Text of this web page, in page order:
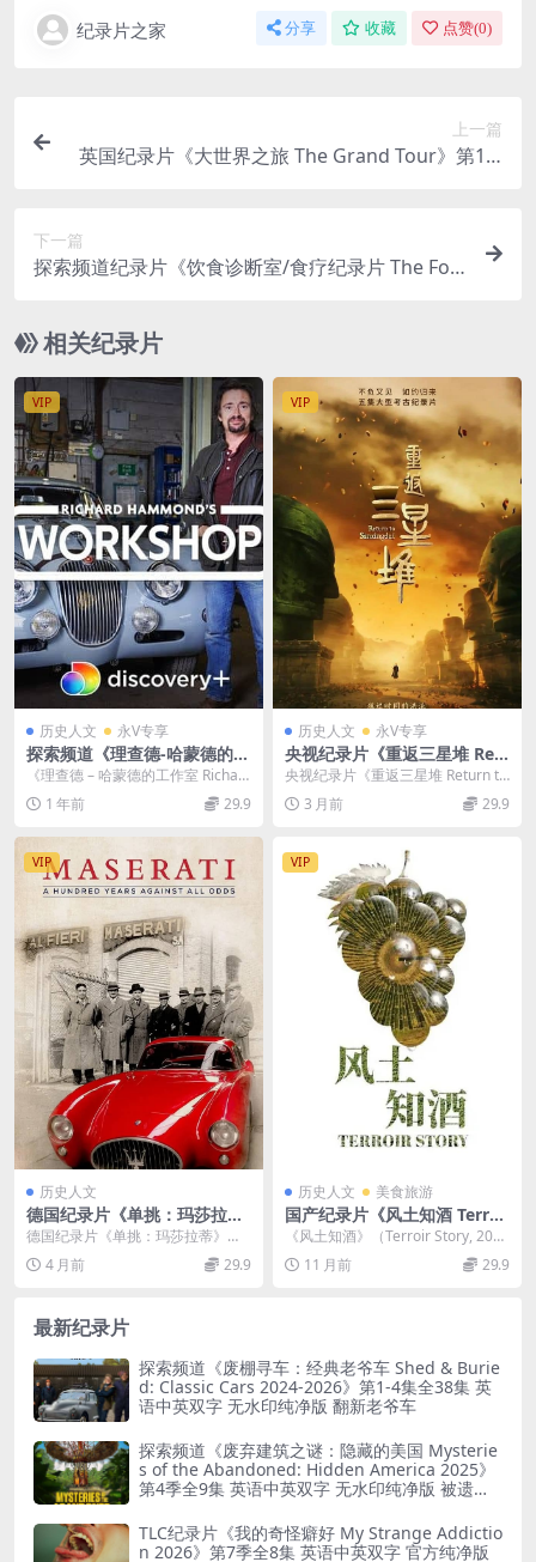
纪录片之家 分享 收藏 点赞(0)
上一篇
英国纪录片《大世界之旅 The Grand Tour》第1-3
下一篇
探索频道纪录片《饮食诊断室/食疗纪录片 The Foo
2.7G
相关纪录片
VIP
历史人文 永V专享
探索频道《理查德-哈蒙德的工
作室/老爷车修复 Richard Ha
mmond’s Workshop 202
2》第1-2季全16集 英语中英
V/44.9G
《理查德 – 哈蒙德的工作室 Richar
d HammondR...
1 年前 29.9
VIP
历史人文 永V专享
央视纪录片《重返三星堆 Ret
urn to Sanxingdui 2025》全
5集 国语中字 4K超清/2160P/
MP4/14.4G 三星堆新发现
央视纪录片《重返三星堆 Return to
Sanxingdui 2025》全5...
3 月前 29.9
VIP
历史人文
德国纪录片《单挑：玛莎拉蒂
Maserati: A Hundred Years
Against All Odds 2020》英
语中英双字 无水印纯净版 108
德国纪录片《单挑：玛莎拉蒂》详
情 德国纪录片《单挑：玛莎拉蒂 M
aserati:...
4 月前 29.9
VIP
历史人文 美食旅游
国产纪录片《风土知酒 Terroi
r Story 2020》第1-2季全26
集 国语中字 1080P/MP4/9.8
5G 葡萄酒微纪录
《风土知酒》（Terroir Story, 202
0）是由北京山风和月文化传媒出...
11 月前 29.9
最新纪录片
探索频道《废棚寻车：经典老爷车 Shed & Burie
d: Classic Cars 2024-2026》第1-4集全38集 英
语中英双字 无水印纯净版 翻新老爷车
探索频道《废弃建筑之谜：隐藏的美国 Mysterie
s of the Abandoned: Hidden America 2025》
第4季全9集 英语中英双字 无水印纯净版 被遗弃
TLC纪录片《我的奇怪癖好 My Strange Addictio
n 2026》第7季全8集 英语中英双字 官方纯净版